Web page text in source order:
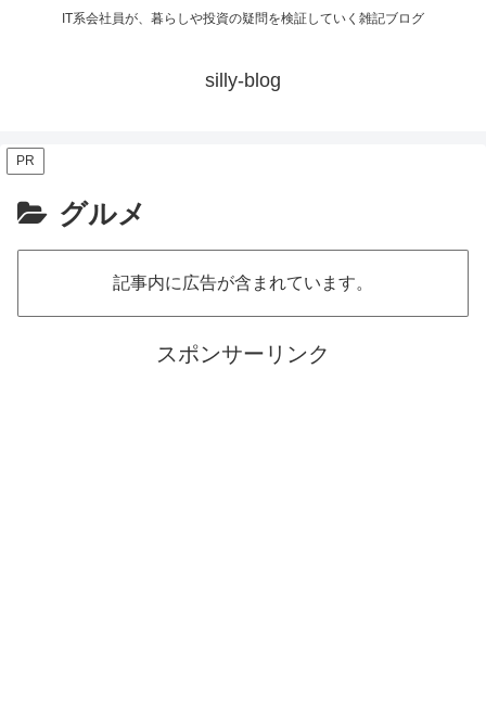
IT系会社員が、暮らしや投資の疑問を検証していく雑記ブログ
silly-blog
PR
グルメ
記事内に広告が含まれています。
スポンサーリンク